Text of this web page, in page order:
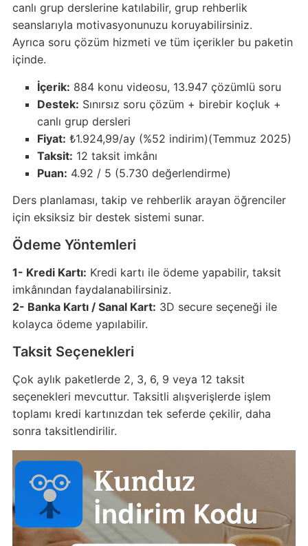
canlı grup derslerine katılabilir, grup rehberlik
seanslarıyla motivasyonunuzu koruyabilirsiniz.
Ayrıca soru çözüm hizmeti ve tüm içerikler bu paketin
içinde.
İçerik: 884 konu videosu, 13.947 çözümlü soru
Destek: Sınırsız soru çözüm + birebir koçluk +
canlı grup dersleri
Fiyat: ₺1.924,99/ay (%52 indirim)(Temmuz 2025)
Taksit: 12 taksit imkânı
Puan: 4.92 / 5 (5.730 değerlendirme)
Ders planlaması, takip ve rehberlik arayan öğrenciler
için eksiksiz bir destek sistemi sunar.
Ödeme Yöntemleri
1- Kredi Kartı: Kredi kartı ile ödeme yapabilir, taksit
imkânından faydalanabilirsiniz.
2- Banka Kartı / Sanal Kart: 3D secure seçeneği ile
kolayca ödeme yapılabilir.
Taksit Seçenekleri
Çok aylık paketlerde 2, 3, 6, 9 veya 12 taksit
seçenekleri mevcuttur. Taksitli alışverişlerde işlem
toplamı kredi kartınızdan tek seferde çekilir, daha
sonra taksitlendirilir.